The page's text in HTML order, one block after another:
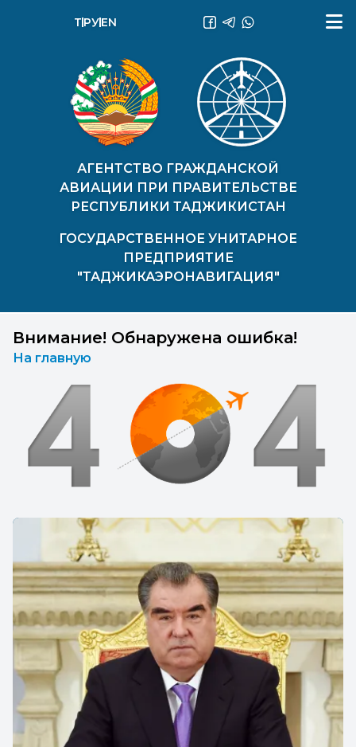
АГЕНТСТВО ГРАЖДАНСКОЙ
АВИАЦИИ ПРИ ПРАВИТЕЛЬСТВЕ
РЕСПУБЛИКИ ТАДЖИКИСТАН
ГОСУДАРСТВЕННОЕ УНИТАРНОЕ
ПРЕДПРИЯТИЕ
"ТАДЖИКАЭРОНАВИГАЦИЯ"
ТҶ РУEN
Внимание! Обнаружена ошибка!
На главную